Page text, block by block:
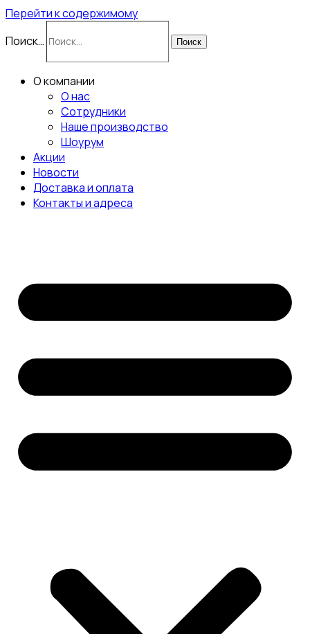
Перейти к содержимому
Поиск…
Поиск
О компании
О нас
Сотрудники
Наше производство
Шоурум
Акции
Новости
Доставка и оплата
Контакты и адреса